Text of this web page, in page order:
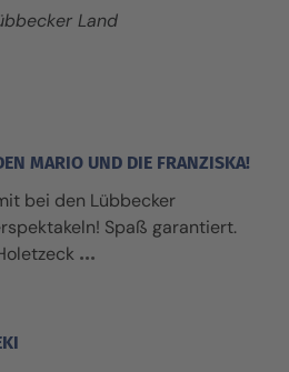
Land
MARIO UND DIE FRANZISKA!
bei den Lübbecker
Spaß garantiert.